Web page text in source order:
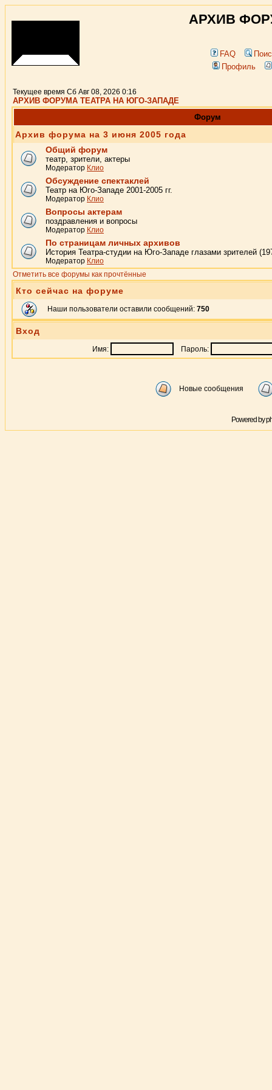
АРХИВ
FAQ
Профиль
Текущее время Сб Авг 08, 2026 0:16
АРХИВ ФОРУМА ТЕАТРА НА ЮГО-ЗАПАДЕ
Форум
Архив форума на 3 июня 2005 года
Общий форум
театр, зрители, актеры
Модератор Клио
Обсуждение спектаклей
Театр на Юго-Западе 2001-2005 гг.
Модератор Клио
Вопросы актерам
поздравления и вопросы
Модератор Клио
По страницам личных архивов
История Театра-студии на Юго-Западе глазами зрителей
Модератор Клио
Отметить все форумы как прочтённые
Кто сейчас на форуме
Наши пользователи оставили сообщений: 750
Вход
Имя: Пароль:
Новые сообщения
Powered by